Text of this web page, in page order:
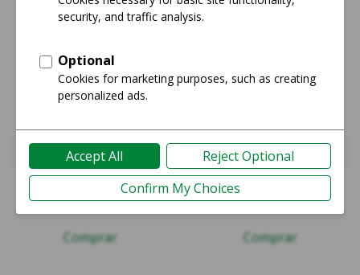
iPhone 16 Pro Max
Comprar
iPhone 17
Comprar